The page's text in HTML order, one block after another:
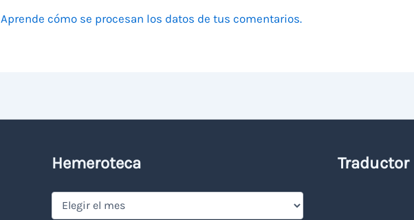
Aprende cómo se procesan los datos de tus comentarios.
Hemeroteca
Hemeroteca
Traductor